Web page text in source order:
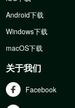
Android下载
Windows下载
macOS下载
关于我们
Facebook